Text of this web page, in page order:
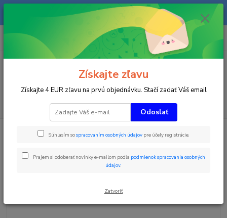
Na našom eshope sa priebežne pracuje a tovar sa priebežne dopĺňa. radi
Vás obslúžime i telefonicky na +421 911 906 066.
+421903906066
(Po-Pia, 9-16 hod.)
Časomiery
FREELAP Sada pre atletiku
Získajte zľavu
Získajte 4 EUR zľavu na prvú objednávku. Stačí zadať Váš email
Odoslať
Súhlasím sospracovaním osobných údajov pre účely registrácie.
Prajem si odoberať novinky e-mailom podľa podmienok spracovania osobných
údajov
Zatvoriť